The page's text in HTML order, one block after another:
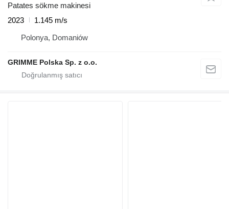
Patates sökme makinesi
2023
1.145 m/s
Polonya, Domaniów
GRIMME Polska Sp. z o.o.